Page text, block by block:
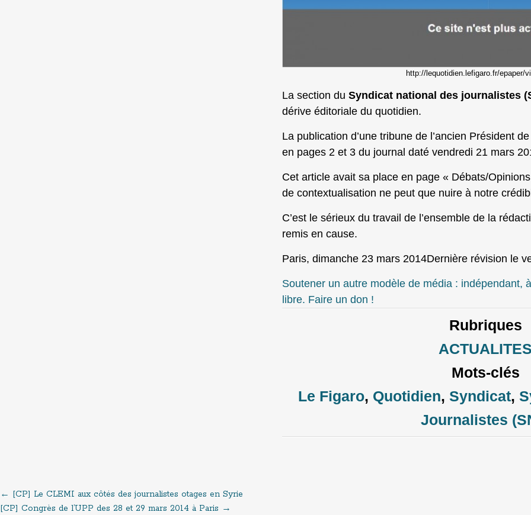
http://lequotidien.lefigaro.fr/epaper/
La section du Syndicat national des journalistes
dérive éditoriale du quotidien.
La publication d’une tribune de l’ancien Président
en pages 2 et 3 du journal daté vendredi 21 mars
Cet article avait sa place en page « Débats/
de contextualisation ne peut que nuire à notre
C’est le sérieux du travail de l’ensemble de la
remis en cause.
Paris, dimanche 23 mars 2014Dernière révision le
Soutener un autre modèle de média : indépendant,
libre. Faire un don !
Rubriques
ACTUALITES
Mots-clés
Le Figaro, Quotidien, Syndicat,
Journalistes
Post
← [CP] Le CLEMI aux côtés des journalistes otages en Syrie
[CP] Congrès de l’UPP des 28 et 29 mars 2014 à Paris →